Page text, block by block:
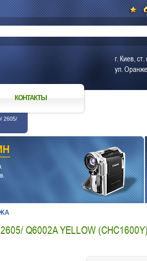
КОНТАКТЫ
2605/
Q6002A YELLOW (CHC1600Y)
г. Киев,
ул.